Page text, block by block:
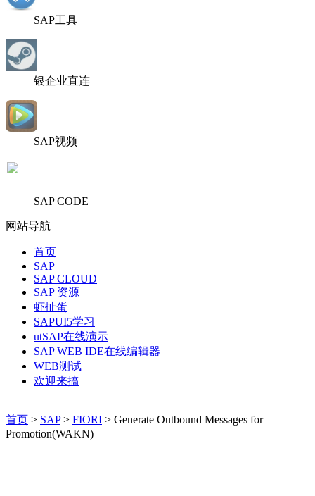
SAP工具
银企业直连
SAP视频
SAP CODE
网站导航
首页
SAP
SAP CLOUD
SAP 资源
虾扯蛋
SAPUI5学习
utSAP在线演示
SAP WEB IDE在线编辑器
WEB测试
欢迎来搞
首页 > SAP> FIORI > Generate Outbound Messages for
Promotion(WAKN)